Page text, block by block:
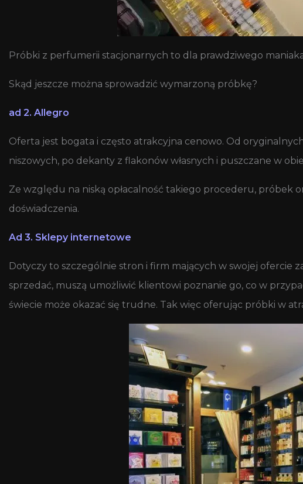
Próbki z perfumerii stacjonarnych to dla prawdziwego
Skąd jeszcze można sprowadzić wymarzoną próbkę?
ad 2. Allegro
Oferta jest bogata i często atrakcyjna cenowo. Od
niszowych, po dekanty z flakonów własnych i puszczane w
Ze względu na niską opłacalność takiego procederu, próbek
doświadczenia.
Ad 3. Sklepy internetowe
Dotyczy to szczególnie stron i firm mających w swojej ofercie
sprzedać, muszą umożliwić klientowi poznanie go, co w
świecie może okazać się trudne. Tak więc oferując próbki w